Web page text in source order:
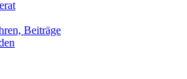
Beiträge